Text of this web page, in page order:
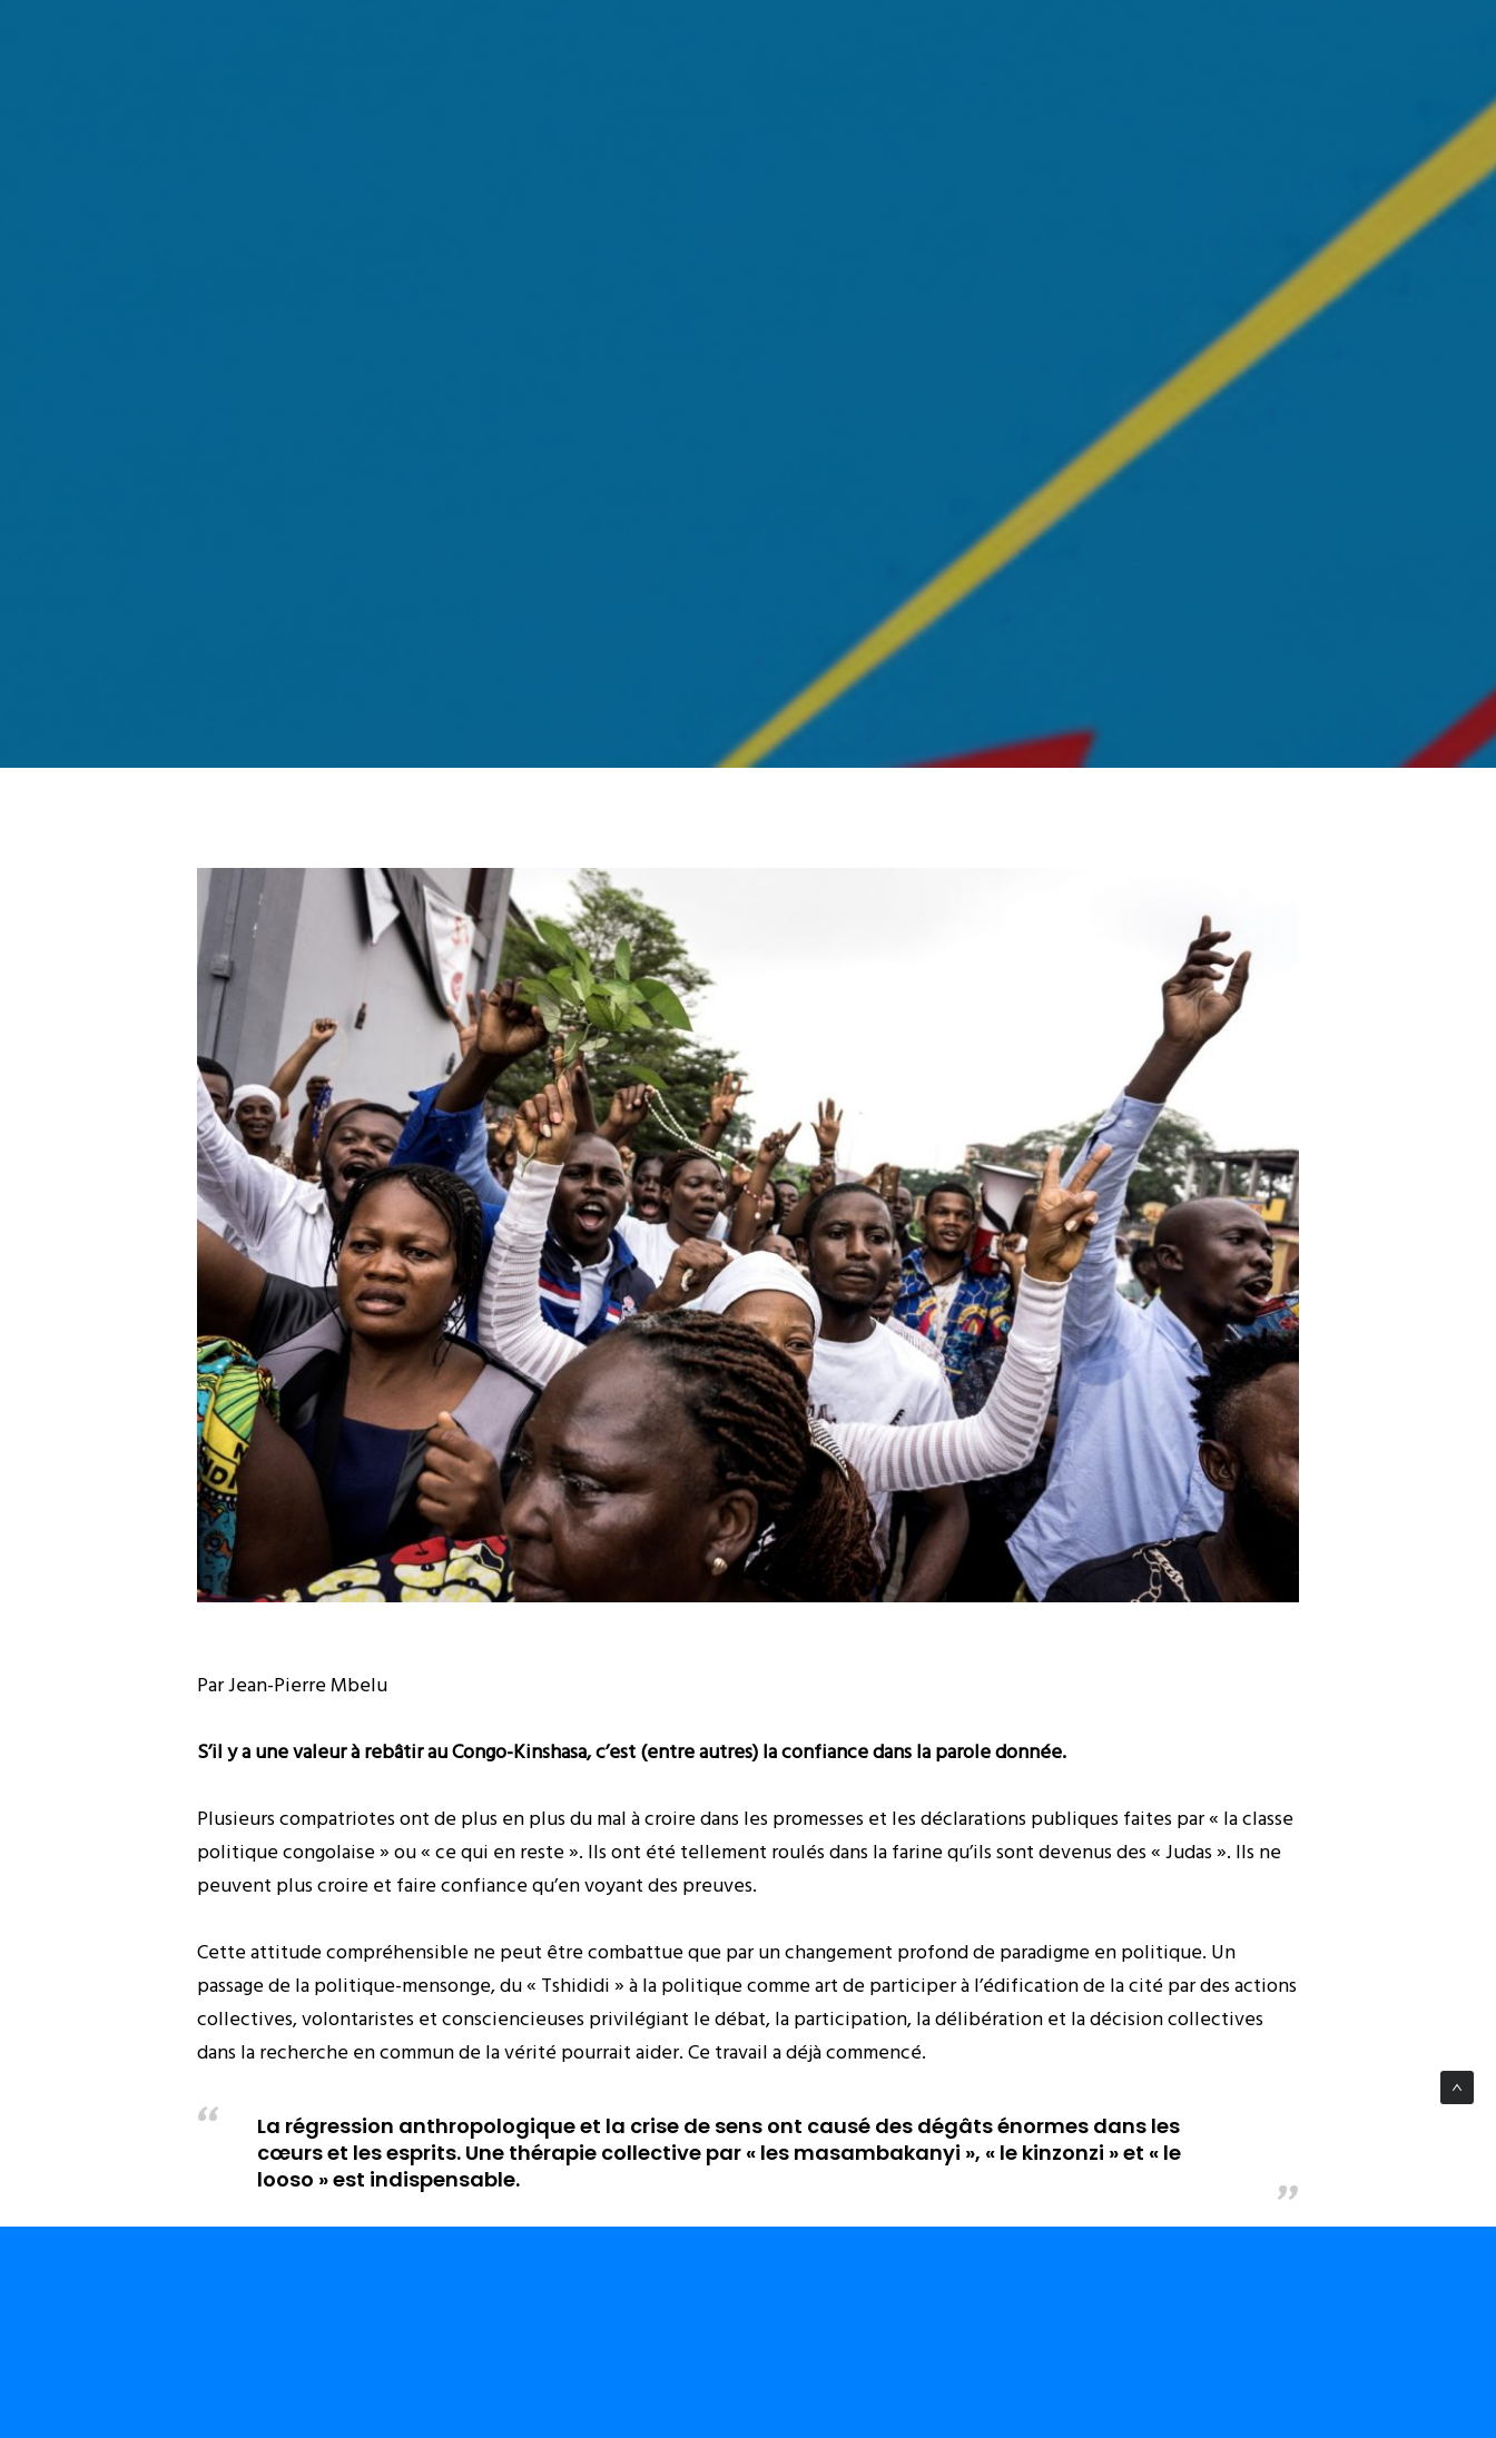
Par Jean-Pierre Mbelu
S’il y a une valeur à rebâtir au Congo-Kinshasa, c’est (entre autres) la confiance dans la parole donnée.
Plusieurs compatriotes ont de plus en plus du mal à croire dans les promesses et les déclarations publiques faites par « la classe
politique congolaise » ou « ce qui en reste ». Ils ont été tellement roulés dans la farine qu’ils sont devenus des « Judas ». Ils ne
peuvent plus croire et faire confiance qu’en voyant des preuves.
Cette attitude compréhensible ne peut être combattue que par un changement profond de paradigme en politique. Un
passage de la politique-mensonge, du « Tshididi » à la politique comme art de participer à l’édification de la cité par des actions
collectives, volontaristes et consciencieuses privilégiant le débat, la participation, la délibération et la décision collectives
dans la recherche en commun de la vérité pourrait aider. Ce travail a déjà commencé.
La régression anthropologique et la crise de sens ont causé des dégâts énormes dans les
cœurs et les esprits. Une thérapie collective par « les masambakanyi », « le kinzonzi » et « le
looso » est indispensable.